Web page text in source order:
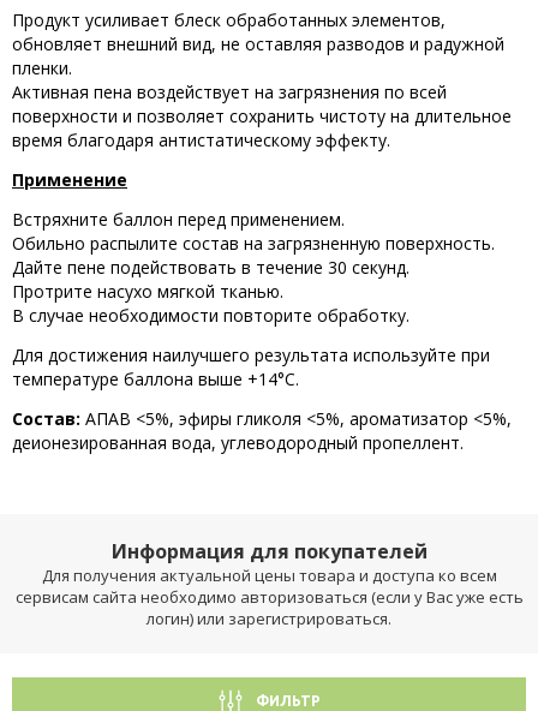
Продукт усиливает блеск обработанных элементов,
обновляет внешний вид, не оставляя разводов и радужной
пленки.
Активная пена воздействует на загрязнения по всей
поверхности и позволяет сохранить чистоту на длительное
время благодаря антистатическому эффекту.
Применение
Встряхните баллон перед применением.
Обильно распылите состав на загрязненную поверхность.
Дайте пене подействовать в течение 30 секунд.
Протрите насухо мягкой тканью.
В случае необходимости повторите обработку.
Для достижения наилучшего результата используйте при
температуре баллона выше +14°C.
Состав: АПАВ <5%, эфиры гликоля <5%, ароматизатор <5%,
деионезированная вода, углеводородный пропеллент.
Информация для покупателей
Для получения актуальной цены товара и доступа ко всем
сервисам сайта необходимо авторизоваться (если у Вас уже есть
логин) или зарегистрироваться.
ФИЛЬТР